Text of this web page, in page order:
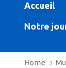
Accueil
Notre
Home